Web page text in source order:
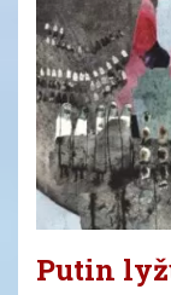
Putin